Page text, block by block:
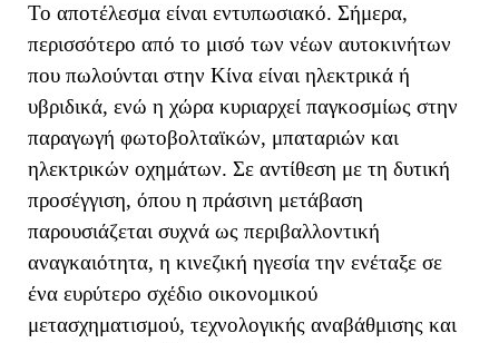
Το αποτέλεσμα είναι εντυπωσιακό. Σήμερα,
περισσότερο από το μισό των νέων αυτοκινήτων
που πωλούνται στην Κίνα είναι ηλεκτρικά ή
υβριδικά, ενώ η χώρα κυριαρχεί παγκοσμίως στην
παραγωγή φωτοβολταϊκών, μπαταριών και
ηλεκτρικών οχημάτων. Σε αντίθεση με τη δυτική
προσέγγιση, όπου η πράσινη μετάβαση
παρουσιάζεται συχνά ως περιβαλλοντική
αναγκαιότητα, η κινεζική ηγεσία την ενέταξε σε
ένα ευρύτερο σχέδιο οικονομικού
μετασχηματισμού, τεχνολογικής αναβάθμισης και